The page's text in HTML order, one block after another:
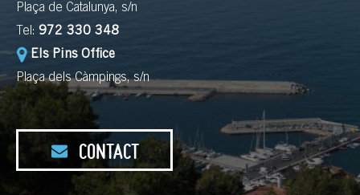
Plaça de Catalunya, s/n
Tel: 972 330 348
Els Pins Office
Plaça dels Càmpings, s/n
CONTACT